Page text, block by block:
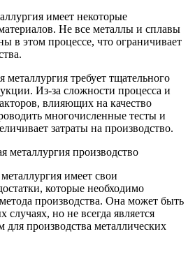
имеет некоторые
Не все металлы и сплавы
в этом процессе, что ограничивает
требует тщательного
Из-за сложности процесса и
влияющих на качество
многочисленные тесты и
затраты на производство.
имеет свои
которые необходимо
производства. Она может быть
случаях, но не всегда является
производства металлических